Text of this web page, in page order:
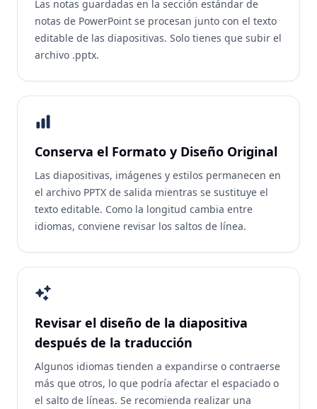
Las notas guardadas en la sección estándar de
notas de PowerPoint se procesan junto con el texto
editable de las diapositivas. Solo tienes que subir el
archivo .pptx.
Conserva el Formato y Diseño Original
Las diapositivas, imágenes y estilos permanecen en
el archivo PPTX de salida mientras se sustituye el
texto editable. Como la longitud cambia entre
idiomas, conviene revisar los saltos de línea.
Revisar el diseño de la diapositiva
después de la traducción
Algunos idiomas tienden a expandirse o contraerse
más que otros, lo que podría afectar el espaciado o
el salto de líneas. Se recomienda realizar una